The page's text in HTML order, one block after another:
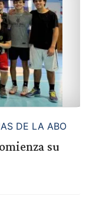
DE LA ABO
su